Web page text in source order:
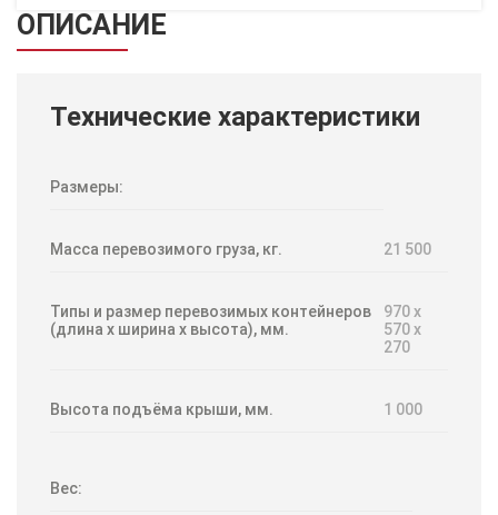
ОПИСАНИЕ
Технические характеристики
Размеры:
Масса перевозимого груза, кг. 21 500
Типы и размер перевозимых контейнеров
(длина х ширина х высота), мм.
970 х
570 х
270
Высота подъёма крыши, мм. 1 000
Вес: